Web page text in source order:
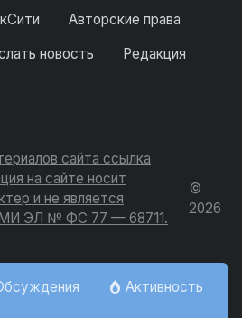
Авторские права
новость
Редакция
сайта ссылка
на сайте носит
и не является
ЭЛ № ФС 77 — 68711.
©
2026
Активность